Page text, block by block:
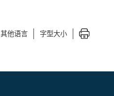
其他语言 字型大小